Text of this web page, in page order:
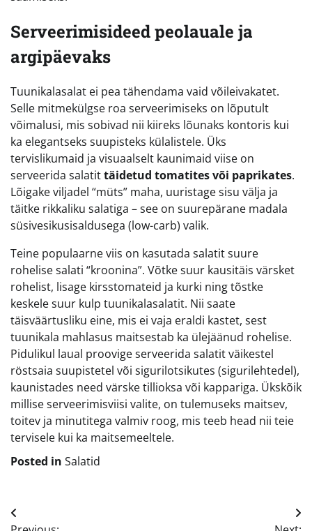
Serveerimisideed peolauale ja
argipäevaks
Tuunikalasalat ei pea tähendama vaid võileivakatet.
Selle mitmekülgse roa serveerimiseks on lõputult
võimalusi, mis sobivad nii kiireks lõunaks kontoris kui
ka elegantseks suupisteks külalistele. Üks
tervislikumaid ja visuaalselt kaunimaid viise on
serveerida salatittäidetud tomatites või paprikates.
Lõigake viljadel “müts” maha, uuristage sisu välja ja
täitke rikkaliku salatiga – see on suurepärane madala
süsivesikusisaldusega (low-carb) valik.
Teine populaarne viis on kasutada salatit suure
rohelise salati “kroonina”. Võtke suur kausitäis värsket
rohelist, lisage kirsstomateid ja kurki ning tõstke
keskele suur kulp tuunikalasalatit. Nii saate
täisväärtusliku eine, mis ei vaja eraldi kastet, sest
tuunikala mahlasus maitsestab ka ülejäänud rohelise.
Pidulikul laual proovige serveerida salatit väikestel
röstsaia suupistetel või sigurilotsikutes (sigurilehtedel),
kaunistades need värske tillioksa või kappariga. Ükskõik
millise serveerimisviisi valite, on tulemuseks maitsev,
toitev ja minutitega valmiv roog, mis teeb head nii teie
tervisele kui ka maitsemeeltele.
Posted in Salatid
Navigeerimine